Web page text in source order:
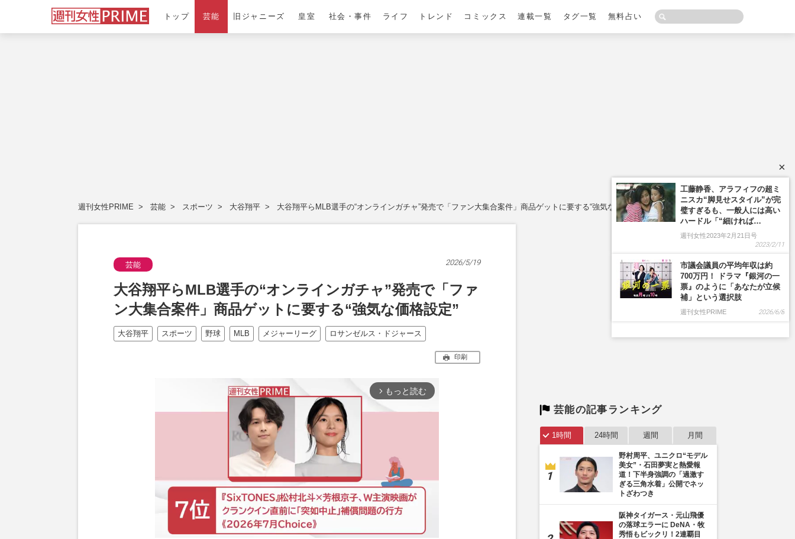
トップ 芸能 旧ジャニーズ 皇室 社会・事件 ライフ トレンド コミックス 連載一覧 タグ一覧 無料占い
週刊女性PRIME 芸能 スポーツ 大谷翔平 大谷翔平らMLB選手の“オンラインガチャ”発売で「ファン大集合案件」商品ゲットに要する“強気な価格設定”
芸能 2026/5/19
大谷翔平らMLB選手の“オンラインガチャ”発売で「ファ
ン大集合案件」商品ゲットに要する“強気な価格設定”
大谷翔平 スポーツ 野球 MLB メジャーリーグ ロサンゼルス・ドジャース
印刷
arrow_forward_ios もっと読む
芸能の記事ランキング
1時間 24時間 週間 月間
野村周平、ユニクロ“モデル
美女”・石田夢実と熱愛報
道！下半身強調の「過激す
ぎる三角水着」公開でネッ
トざわつき
阪神タイガース・元山飛優
の落球エラーに DeNA・牧
秀悟もビックリ！2連覇目
×
工藤静香、アラフィフの超ミ
ニスカ“脚見せスタイル”が完
璧すぎるも、一般人には高い
ハードル「“細ければ…
週刊女性2023年2月21日号
2023/2/11
市議会議員の平均年収は約
700万円！ ドラマ『銀河の一
票』のように「あなたが立候
補」という選択肢
週刊女性PRIME 2026/6/8